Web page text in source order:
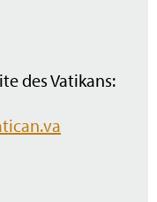
des Vatikans: